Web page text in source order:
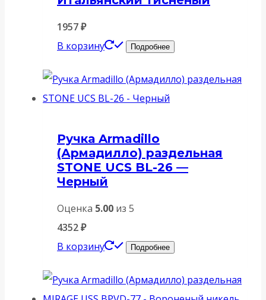
1957₽
В корзину
Подробнее
Ручка Armadillo
(Армадилло) раздельная
STONE UCS BL-26 —
Черный
Оценка 5.00 из 5
4352₽
В корзину
Подробнее